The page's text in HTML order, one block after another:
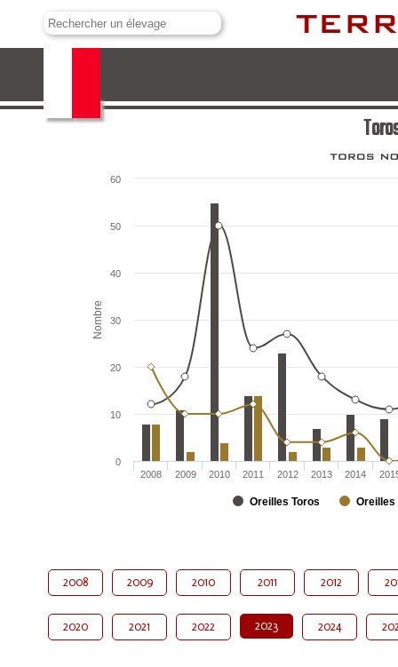
Nombre
Oreilles Toros Oreilles
2008 2009 2010 2011 2012 2013 2014
0
10
20
30
40
50
60
2008 2009 2010 2011 2012
2020 2021 2022 2023 2024